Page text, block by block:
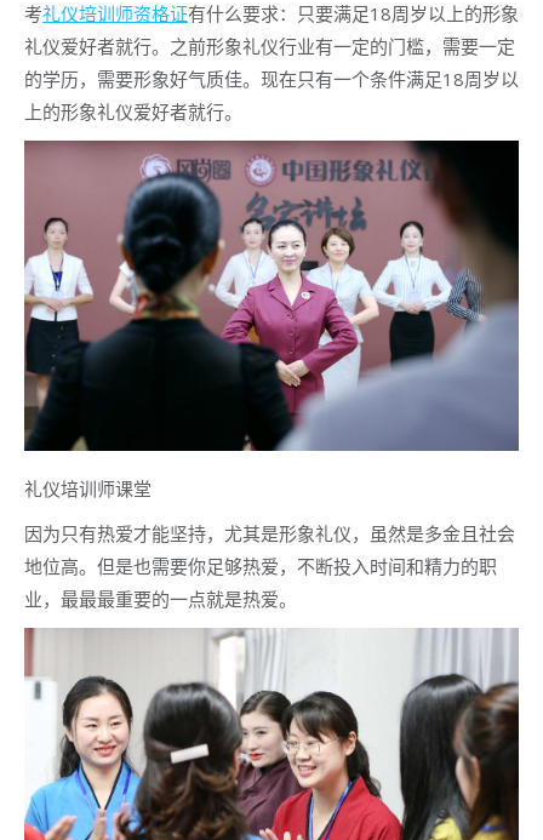
考礼仪培训师资格证有什么要求：只要满足18周岁以上的形象
礼仪爱好者就行。之前形象礼仪行业有一定的门槛，需要一定
的学历，需要形象好气质佳。现在只有一个条件满足18周岁以
上的形象礼仪爱好者就行。
礼仪培训师课堂
因为只有热爱才能坚持，尤其是形象礼仪，虽然是多金且社会
地位高。但是也需要你足够热爱，不断投入时间和精力的职
业，最最最重要的一点就是热爱。